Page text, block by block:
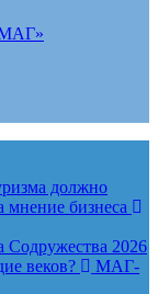
МАГ»
должно
мнение бизнеса
Содружества 2026
веков?
МАГ-